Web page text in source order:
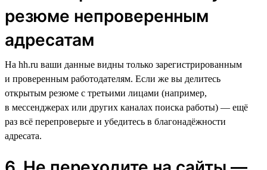
резюме непроверенным
адресатам
На hh.ru ваши данные видны только зарегистрированным
и проверенным работодателям. Если же вы делитесь
открытым резюме с третьими лицами (например,
в мессенджерах или других каналах поиска работы) — ещё
раз всё перепроверьте и убедитесь в благонадёжности
адресата.